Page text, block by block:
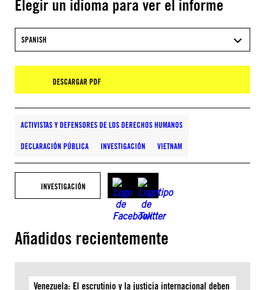
Elegir un idioma para ver el informe
SPANISH
DESCARGAR PDF
ACTIVISTAS Y DEFENSORES DE LOS DERECHOS HUMANOS
DECLARACIÓN PÚBLICA INVESTIGACIÓN VIETNAM
INVESTIGACIÓN
Añadidos recientemente
Venezuela: El escrutinio y la justicia internacional deben